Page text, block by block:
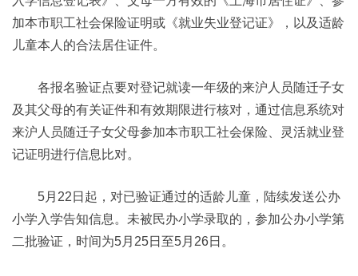
加本市职工社会保险证明或《就业失业登记证》，以及适龄
儿童本人的合法居住证件。
各报名验证点要对登记就读一年级的来沪人员随迁子女
及其父母的有关证件和有效期限进行核对，通过信息系统对
来沪人员随迁子女父母参加本市职工社会保险、灵活就业登
记证明进行信息比对。
5月22日起，对已验证通过的适龄儿童，陆续发送公办
小学入学告知信息。未被民办小学录取的，参加公办小学第
二批验证，时间为5月25日至5月26日。